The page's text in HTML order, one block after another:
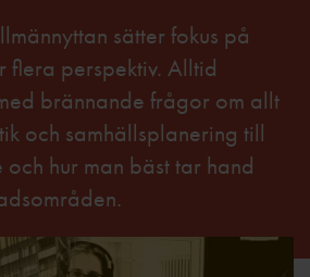
sätter fokus på
flera perspektiv. Alltid
brännande frågor om allt
och samhällsplanering till
hur man bäst tar hand